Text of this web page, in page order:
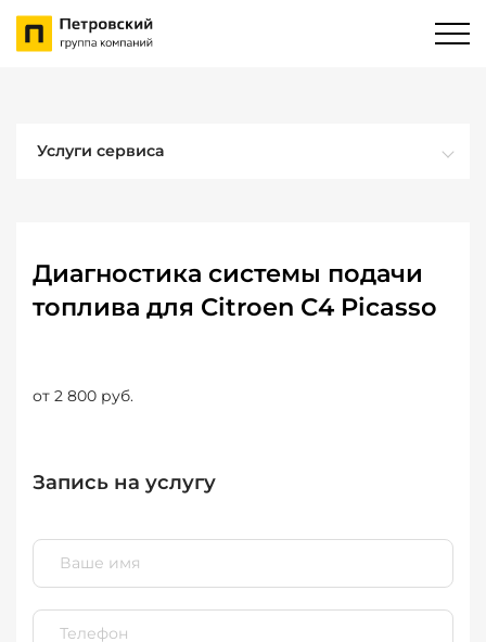
Услуги сервиса
Диагностика системы подачи
топлива для Citroen C4 Picasso
от 2 800 руб.
Запись на услугу